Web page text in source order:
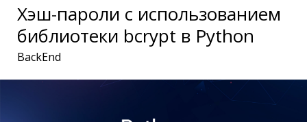
Хэш-пароли с использованием
библиотеки bcrypt в Python
BackEnd